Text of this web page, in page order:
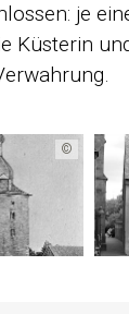
je
Küsterin
©